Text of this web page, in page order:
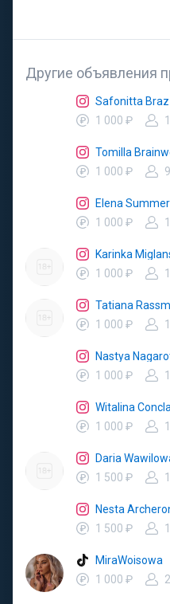
Другие объявления
Safonitta
1 000 ₽
Tomilla
1 000 ₽
Elena
1 000 ₽
Karinka
1 000 ₽
Tatiana
1 000 ₽
Nastya
1 000 ₽
Witalina
1 000 ₽
Daria
1 500 ₽
Nesta
1 500 ₽
MiraWoisowa
1 000 ₽